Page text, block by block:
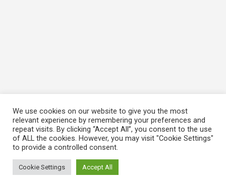
We use cookies on our website to give you the most
relevant experience by remembering your preferences and
repeat visits. By clicking “Accept All”, you consent to the use
of ALL the cookies. However, you may visit "Cookie Settings"
to provide a controlled consent.
Cookie Settings Accept All